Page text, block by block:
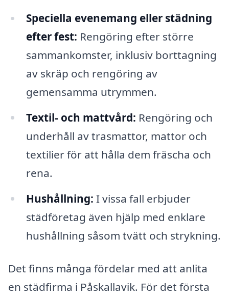
Speciella evenemang eller städning
efter fest: Rengöring efter större
sammankomster, inklusiv borttagning
av skräp och rengöring av
gemensamma utrymmen.
Textil- och mattvård: Rengöring och
underhåll av trasmattor, mattor och
textilier för att hålla dem fräscha och
rena.
Hushållning: I vissa fall erbjuder
städföretag även hjälp med enklare
hushållning såsom tvätt och strykning.
Det finns många fördelar med att anlita
en städfirma i Påskallavik. För det första